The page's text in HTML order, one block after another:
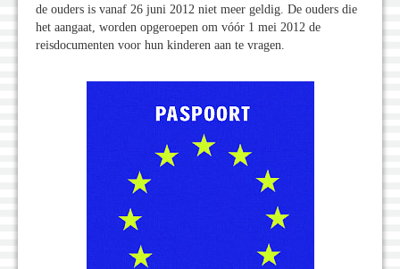
de ouders is vanaf 26 juni 2012 niet meer geldig. De ouders die
het aangaat, worden opgeroepen om vóór 1 mei 2012 de
reisdocumenten voor hun kinderen aan te vragen.